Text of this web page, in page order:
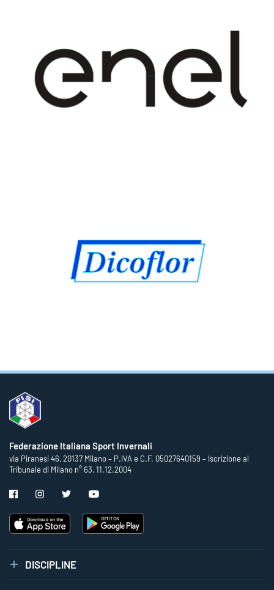
Federazione Italiana Sport Invernali
via Piranesi 46, 20137 Milano – P.IVA e C.F. 05027640159 – Iscrizione al
Tribunale di Milano n° 63, 11.12.2004
DISCIPLINE